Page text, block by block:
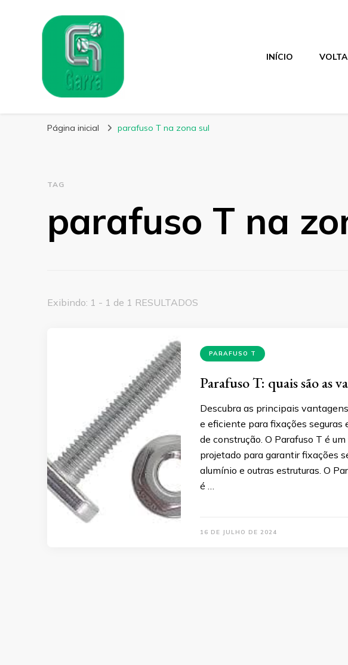
Garra Fixação
INÍCIO
Página inicial parafuso T na zona sul
TAG
parafuso T na
Exibindo: 1 - 1 de 1 RESULTADOS
PARAFUSO T
Parafuso T: quais são as
Descubra as principais
e eficiente para fixações seguras
de construção. O Parafuso T é
projetado para garantir fixações
alumínio e outras estruturas. O
é …
16 DE JULHO DE 2024